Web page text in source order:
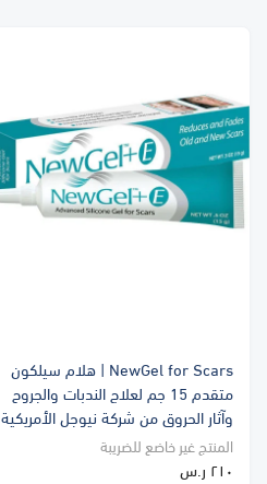
NewGel for Scars | هلام سيلكون
متقدم 15 جم لعلاج الندبات والجروح
وآثار الحروق من شركة نيوجل الأمريكية
المنتج غير خاضع للضريبة
٢١٠ ر.س